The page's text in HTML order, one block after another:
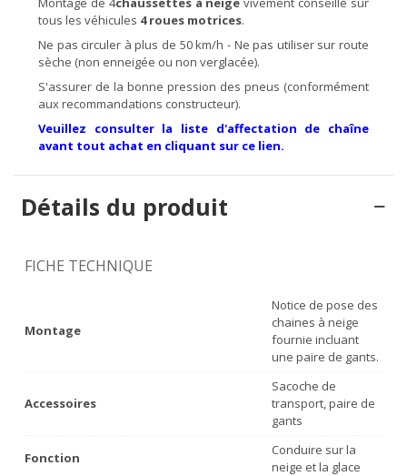
tous les véhicules 4 roues motrices.
Ne pas circuler à plus de 50 km/h - Ne pas utiliser sur route
sèche (non enneigée ou non verglacée).
S'assurer de la bonne pression des pneus (conformément
aux recommandations constructeur).
Veuillez consulter la liste d'affectation de chaîne
avant tout achat en cliquant sur ce lien.
Détails du produit
FICHE TECHNIQUE
Montage
Notice de pose des
chaines à neige
fournie incluant
une paire de gants.
Accessoires
Sacoche de
transport, paire de
gants
Fonction
Conduire sur la
neige et la glace